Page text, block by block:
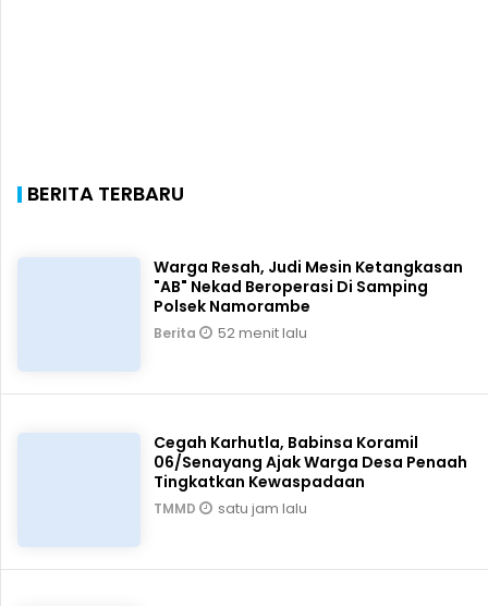
BERITA TERBARU
Warga Resah, Judi Mesin Ketangkasan
"AB" Nekad Beroperasi Di Samping
Polsek Namorambe
Berita 52 menit lalu
Cegah Karhutla, Babinsa Koramil
06/Senayang Ajak Warga Desa Penaah
Tingkatkan Kewaspadaan
TMMD satu jam lalu